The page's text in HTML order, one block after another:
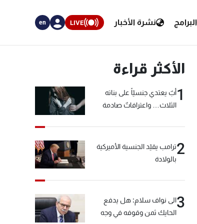
البرامج نشرة الأخبار LIVE
en
الأكثر قراءة
1أبٌ يعتدي جنسيّاً على بناته
الثلاث… واعترافاتٌ صادمة
2ترامب يقيّد الجنسية الأميركية
بالولادة
3الى نواف سلام: هل يدفع
الحايك ثمن وقوفه في وجه